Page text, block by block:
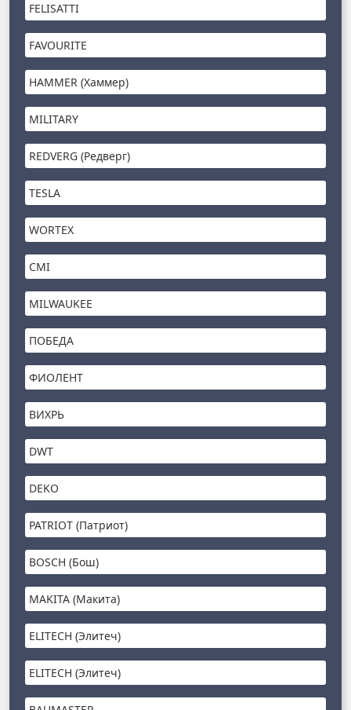
FELISATTI
FAVOURITE
HAMMER (Хаммер)
MILITARY
REDVERG (Редверг)
TESLA
WORTEX
CMI
MILWAUKEE
ПОБЕДА
ФИОЛЕНТ
ВИХРЬ
DWT
DEKO
PATRIOT (Патриот)
BOSCH (Бош)
MAKITA (Макита)
ELITECH (Элитеч)
ELITECH (Элитеч)